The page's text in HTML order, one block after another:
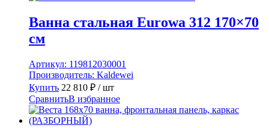
Ванна стальная Eurowa 312 170×70
см
Артикул: 119812030001
Производитель: Kaldewei
Купить 22 810 ₽ / шт
СравнитьВ избранное